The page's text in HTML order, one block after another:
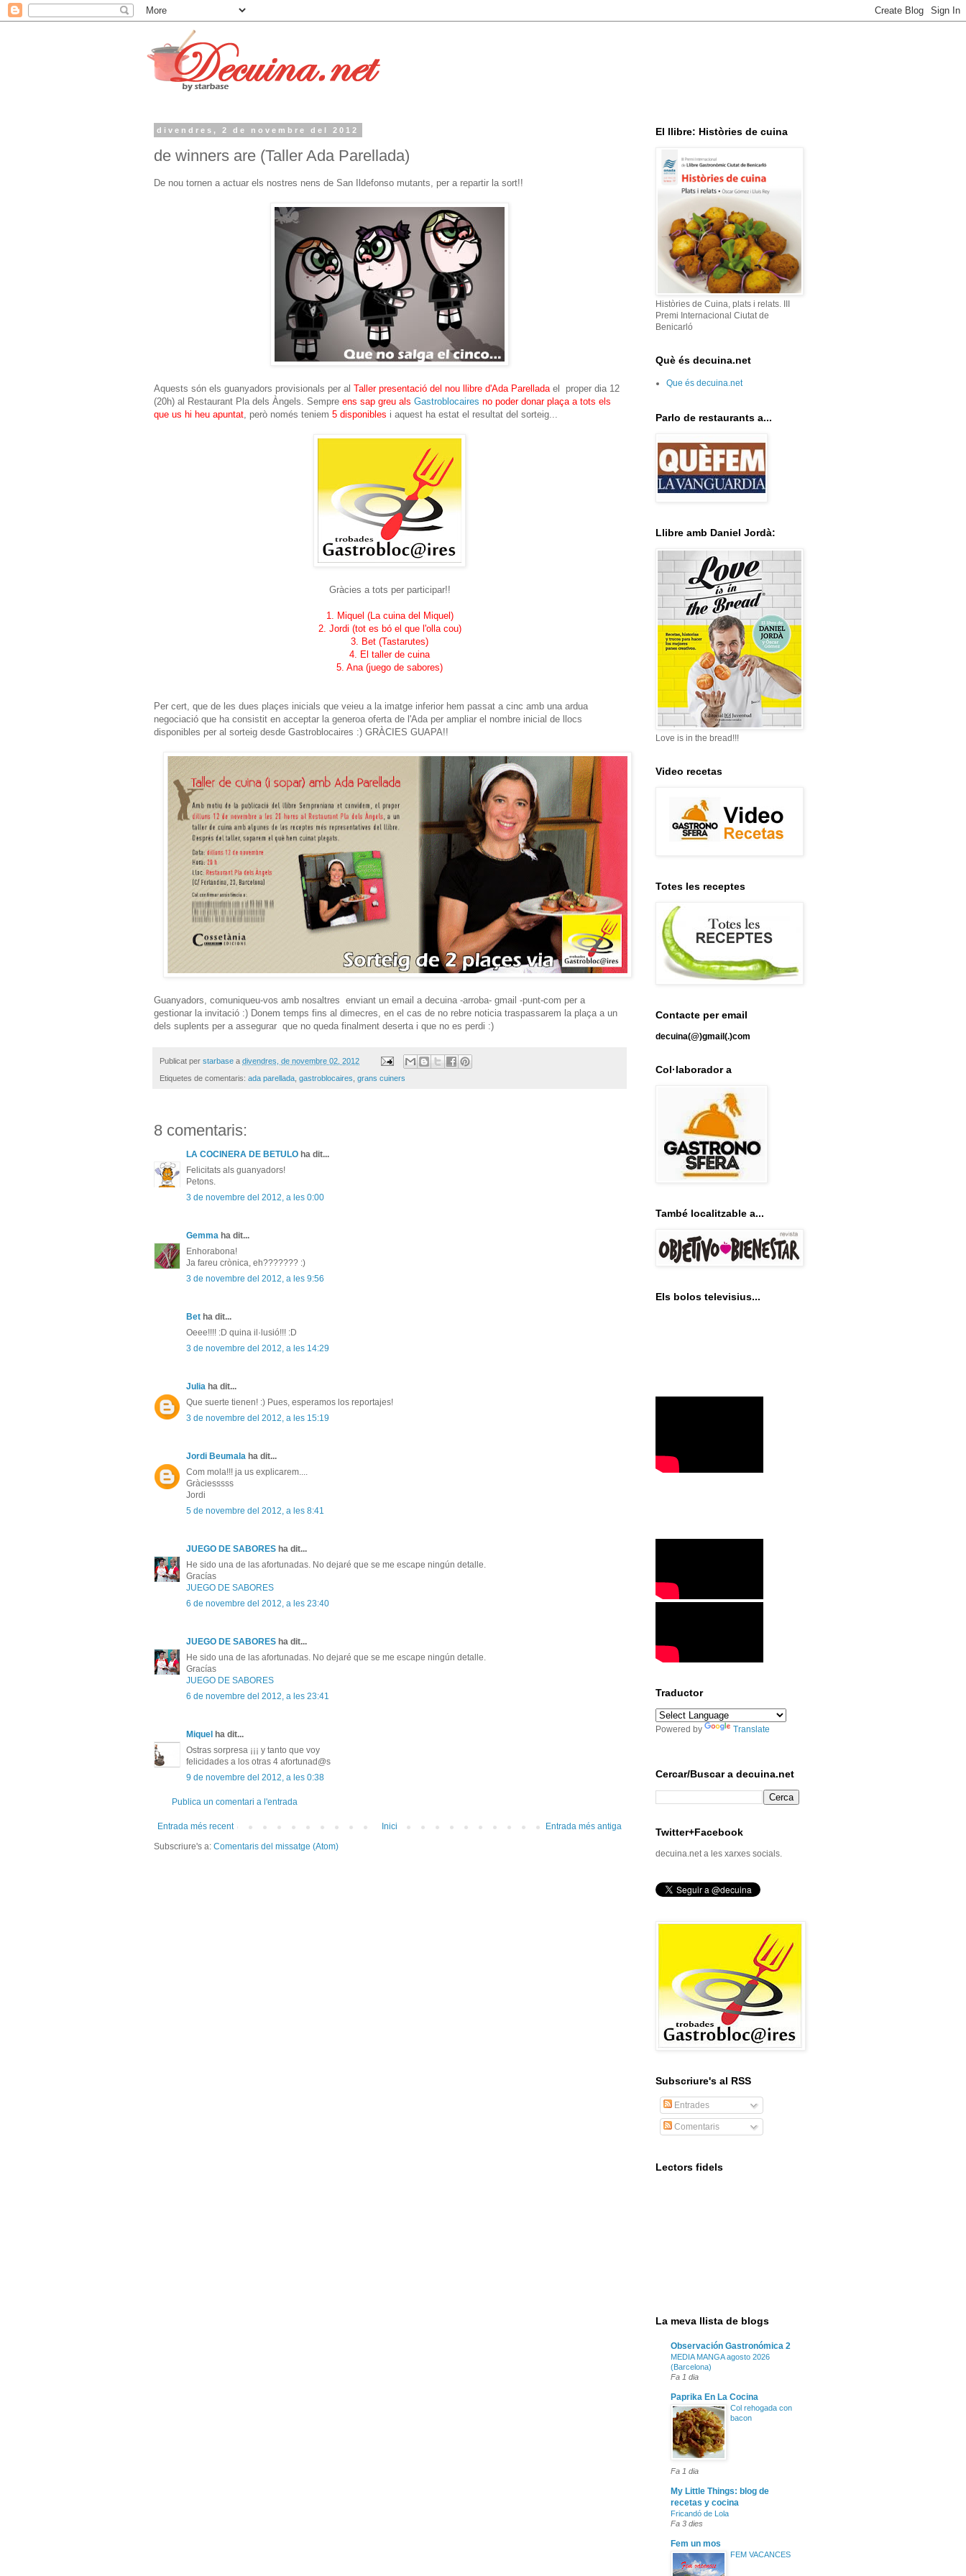
divendres, 2 de novembre del 2012
de winners are (Taller Ada Parellada)
De nou tornen a actuar els nostres nens de San Ildefonso mutants, per a repartir la sort!!
Aquests són els guanyadors provisionals per al Taller presentació del nou llibre d'Ada Parellada el proper dia 12
(20h) al Restaurant Pla dels Àngels. Sempre ens sap greu als Gastroblocaires no poder donar plaça a tots els
que us hi heu apuntat , però només teniem 5 disponibles i aquest ha estat el resultat del sorteig...
Gràcies a tots per participar!!
1. Miquel (La cuina del Miquel)
2. Jordi (tot es bó el que l'olla cou)
3. Bet (Tastarutes)
4. El taller de cuina
5. Ana (juego de sabores)
Per cert, que de les dues plaçes inicials que veieu a la imatge inferior hem passat a cinc amb una ardua
negociació que ha consistit en acceptar la generoa oferta de l'Ada per ampliar el nombre inicial de llocs
disponibles per al sorteig desde Gastroblocaires :) GRÀCIES GUAPA!!
Guanyadors, comuniqueu-vos amb nosaltres enviant un email a decuina -arroba- gmail -punt-com per a
gestionar la invitació :) Donem temps fins al dimecres, en el cas de no rebre noticia traspassarem la plaça a un
dels suplents per a assegurar que no queda finalment deserta i que no es perdi :)
Publicat per starbase a divendres, de novembre 02, 2012
Etiquetes de comentaris: ada parellada gastroblocaires grans cuiners
8 comentaris:
LA COCINERA DE BETULO ha dit...
Felicitats als guanyadors!
Petons.
3 de novembre del 2012, a les 0:00
Gemma ha dit...
Enhorabona!
Ja fareu crònica, eh??????? :)
3 de novembre del 2012, a les 9:56
Bet ha dit...
Oeee!!!! :D quina il·lusió!!! :D
3 de novembre del 2012, a les 14:29
Julia ha dit...
Que suerte tienen! :) Pues, esperamos los reportajes!
3 de novembre del 2012, a les 15:19
Jordi Beumala ha dit...
Com mola!!! ja us explicarem....
Gràciesssss
Jordi
5 de novembre del 2012, a les 8:41
JUEGO DE SABORES ha dit...
He sido una de las afortunadas. No dejaré que se me escape ningún detalle.
Gracías
JUEGO DE SABORES
6 de novembre del 2012, a les 23:40
JUEGO DE SABORES ha dit...
He sido una de las afortunadas. No dejaré que se me escape ningún detalle.
Gracías
JUEGO DE SABORES
6 de novembre del 2012, a les 23:41
Miquel ha dit...
Ostras sorpresa ¡¡¡ y tanto que voy
felicidades a los otras 4 afortunad@s
9 de novembre del 2012, a les 0:38
Publica un comentari a l'entrada
Entrada més recent Entrada més antiga
Inici
Subscriure's a: Comentaris del missatge (Atom)
El llibre: Històries de cuina
Històries de Cuina, plats i relats. III
Premi Internacional Ciutat de
Benicarló
Què és decuina.net
Que és decuina.net
Parlo de restaurants a...
Llibre amb Daniel Jordà:
Love is in the bread!!!
Video recetas
Totes les receptes
Contacte per email
decuina(@)gmail(.)com
Col·laborador a
També localitzable a...
Els bolos televisius...
Traductor
Powered by Translate
Cercar/Buscar a decuina.net
Twitter+Facebook
decuina.net a les xarxes socials.
Subscriure's al RSS
Entrades
Comentaris
Lectors fidels
La meva llista de blogs
Observación Gastronómica 2
MEDIA MANGA agosto 2026
(Barcelona)
Fa 1 dia
Paprika En La Cocina
Col rehogada con
bacon
Fa 1 dia
My Little Things: blog de
recetas y cocina
Fricandó de Lola
Fa 3 dies
Fem un mos
FEM VACANCES